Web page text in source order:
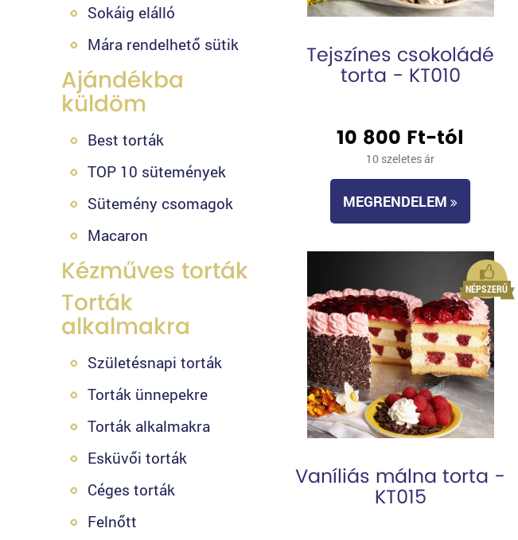
Sokáig elálló
Mára rendelhető sütik
Ajándékba
küldöm
Best torták
TOP 10 sütemények
Sütemény csomagok
Macaron
Kézműves torták
Torták
alkalmakra
Születésnapi torták
Torták ünnepekre
Torták alkalmakra
Esküvői torták
Céges torták
Felnőtt
Tejszínes csokoládé
torta - KT010
10 800 Ft-tól
10 szeletes ár
MEGRENDELEM
Vaníliás málna torta -
KT015